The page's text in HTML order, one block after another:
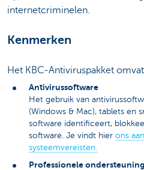
internetcriminelen.
Kenmerken
Het KBC-Antiviruspakket
Antivirussoftware
Het gebruik van
(Windows & Mac), tablets en
software identificeert,
software. Je vindt hier ons
systeemvereisten.
Professionele ondersteuning